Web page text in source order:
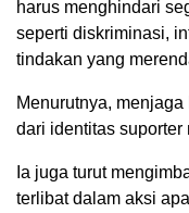
harus menghindari
seperti diskriminasi,
tindakan yang
Menurutnya,
dari identitas suporter
Ia juga turut
terlibat dalam aksi